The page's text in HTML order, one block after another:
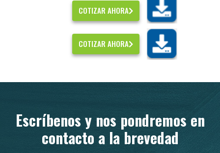
COTIZAR AHORA
COTIZAR AHORA
Escríbenos y nos pondremos en
contacto a la brevedad